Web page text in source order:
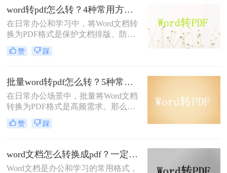
一个令人头疼的问题，因为批注往往
承载着重要的信息。那么，word转pdf
怎么保留批注呢？本文将为您提供解
决方案。
word转pdf怎么转？4种常用方法详解！
在日常办公和学习中，将Word文档转
换为PDF格式是保护文档排版、防止
篡改的重要需求。那么word转pdf怎么
转呢？本文将介绍几种常用方法，帮
赞 踩
批量word转pdf怎么转？5种常用方法详解！
在日常办公场景中，批量将Word文档
转换为PDF格式是高频需求。那么批
量word转pdf怎么转呢？本文从四种主
流转换方案，适合不同场景和用户需
赞 踩
word文档怎么转换成pdf？一定要试试这四种方法！
Word文档是办公和学习的常用格式，